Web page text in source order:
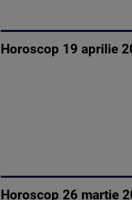
Horoscop 19 aprilie
Horoscop 26 martie